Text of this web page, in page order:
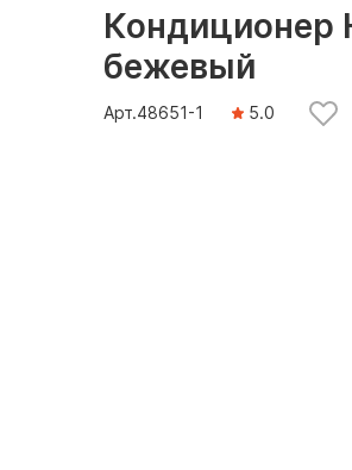
Кондиционер
бежевый
Арт.48651-1 5.0